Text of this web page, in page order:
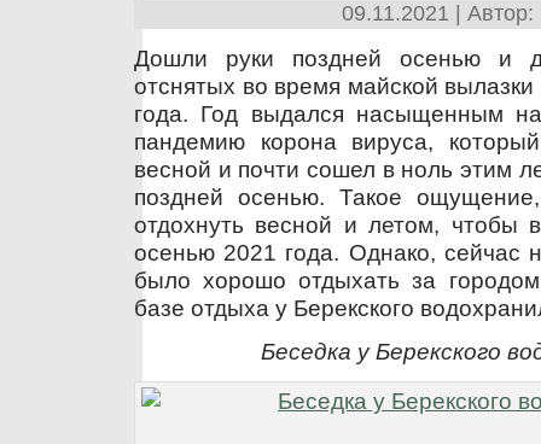
09.11.2021 | Автор:
Дошли руки поздней осенью и
отснятых во время майской
года. Год выдался насыщенным
пандемию корона вируса,
весной и почти сошел в ноль этим
поздней осенью. Такое
отдохнуть весной и летом, чтобы
осенью 2021 года. Однако, сейчас
было хорошо отдыхать за
базе отдыха у Берекского
Беседка у Берекского